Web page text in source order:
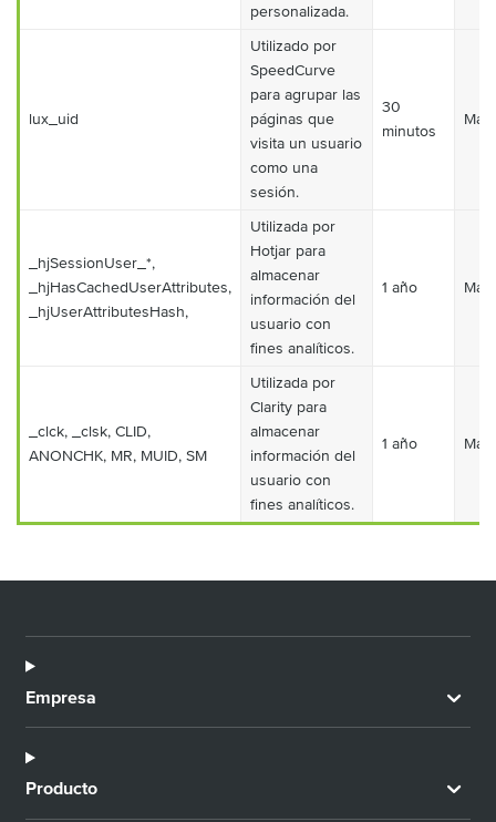
personalizada.
lux_uid
Utilizado por
SpeedCurve
para agrupar las
páginas que
visita un usuario
como una
sesión.
30
minutos
_hjSessionUser_*,
_hjHasCachedUserAttributes,
_hjUserAttributesHash,
Utilizada por
Hotjar para
almacenar
información del
usuario con
fines analíticos.
1 año
_clck, _clsk, CLID,
ANONCHK, MR, MUID, SM
Utilizada por
Clarity para
almacenar
información del
usuario con
fines analíticos.
1 año
Empresa
Producto